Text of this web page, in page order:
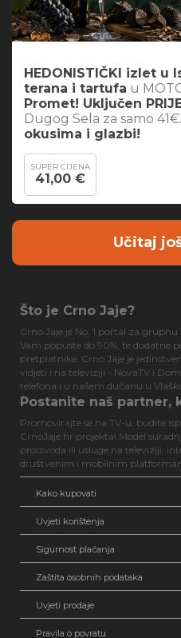
HEDONISTIČKI izlet u
terana i tartufa u
Promet! Uključen
Dugog Sela za samo
okusima i glazbi!
SUPER CIJENA
41,00 €
Učitaj
Što je Crno Jaje?
Crno Jaje je No. 1 portal za
Vam popuste do 90%, te dodatne
pretplatnike. Crno Jaje je
vidjeti i na televiziji - NovaTV i
telefona i u našem dućanu u
Postanite naš partner,
Promovirajte se na TV-u, budite
CrnoJaje.hr projekta! Model
proizvoda ili usluge na televiziji,
društvenim i mobilnim
Kako kupovati
Uvjeti korištenja
Sigurnost plaćanja
Zaštita osobnih podataka
Uvjeti prodaje
Pravila o povratu